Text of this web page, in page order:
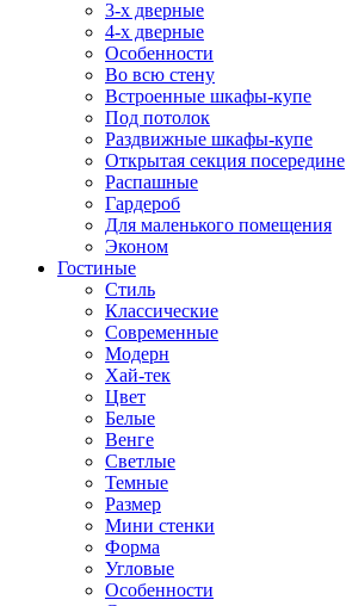
3-х дверные
4-х дверные
Особенности
Во всю стену
Встроенные шкафы-купе
Под потолок
Раздвижные шкафы-купе
Открытая секция посередине
Распашные
Гардероб
Для маленького помещения
Эконом
Гостиные
Стиль
Классические
Современные
Модерн
Хай-тек
Цвет
Белые
Венге
Светлые
Темные
Размер
Мини стенки
Форма
Угловые
Особенности